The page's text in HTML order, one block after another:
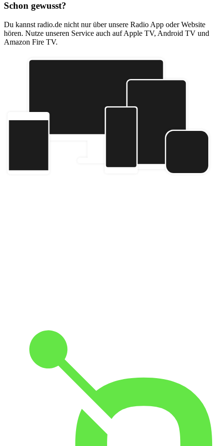
Schon gewusst?
Du kannst radio.de nicht nur über unsere Radio App oder Website
hören. Nutze unseren Service auch auf Apple TV, Android TV und
Amazon Fire TV.